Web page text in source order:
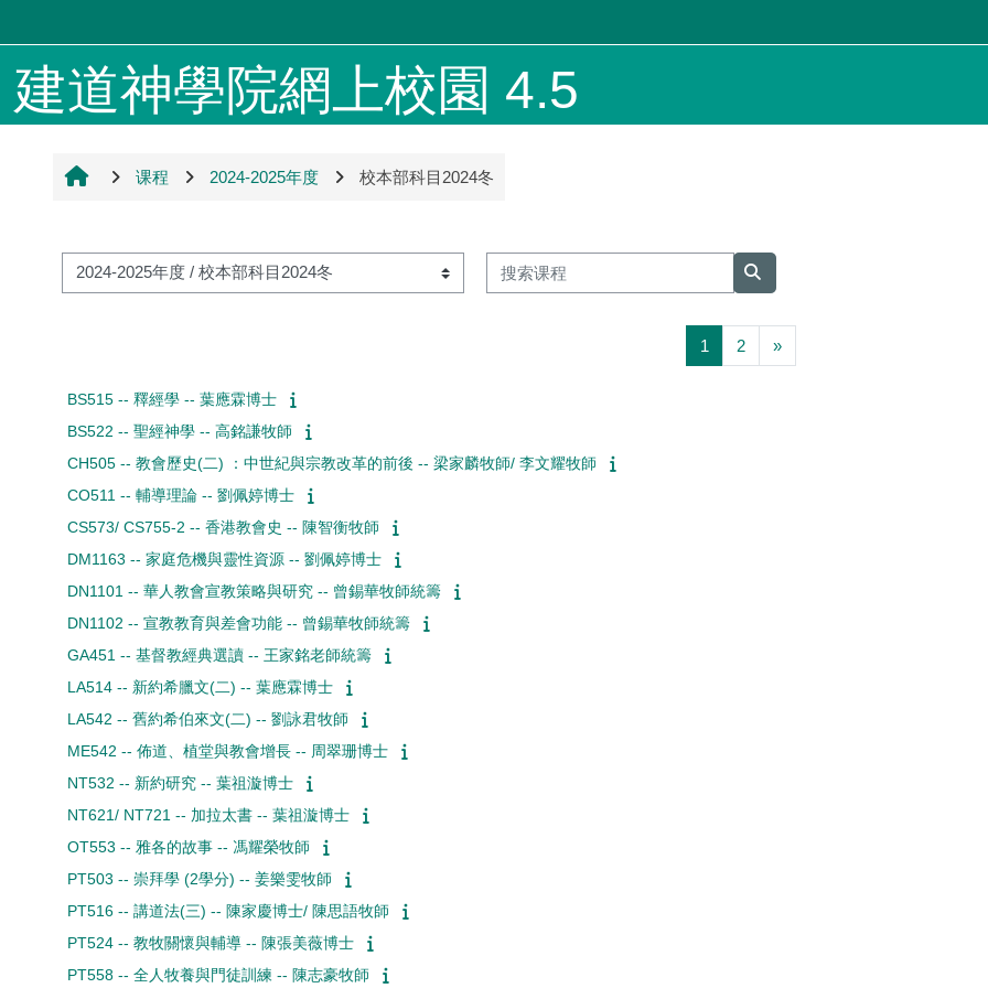
建道神學院網上校園 4.5
课程 2024-2025年度 校本部科目2024冬
课程类别
搜索课程
搜索课程
1 2页 2»下一页
BS515 -- 釋經學 -- 葉應霖博士
BS522 -- 聖經神學 -- 高銘謙牧師
CH505 -- 教會歷史(二) ：中世紀與宗教改革的前後 -- 梁家麟牧師/ 李文耀牧師
CO511 -- 輔導理論 -- 劉佩婷博士
CS573/ CS755-2 -- 香港教會史 -- 陳智衡牧師
DM1163 -- 家庭危機與靈性資源 -- 劉佩婷博士
DN1101 -- 華人教會宣教策略與研究 -- 曾錫華牧師統籌
DN1102 -- 宣教教育與差會功能 -- 曾錫華牧師統籌
GA451 -- 基督教經典選讀 -- 王家銘老師統籌
LA514 -- 新約希臘文(二) -- 葉應霖博士
LA542 -- 舊約希伯來文(二) -- 劉詠君牧師
ME542 -- 佈道、植堂與教會增長 -- 周翠珊博士
NT532 -- 新約研究 -- 葉祖漩博士
NT621/ NT721 -- 加拉太書 -- 葉祖漩博士
OT553 -- 雅各的故事 -- 馮耀榮牧師
PT503 -- 崇拜學 (2學分) -- 姜樂雯牧師
PT516 -- 講道法(三) -- 陳家慶博士/ 陳思語牧師
PT524 -- 教牧關懷與輔導 -- 陳張美薇博士
PT558 -- 全人牧養與門徒訓練 -- 陳志豪牧師